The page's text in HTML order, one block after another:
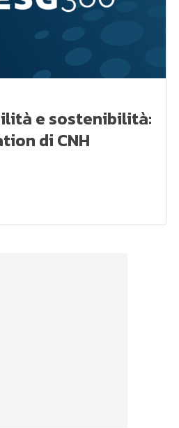
e sostenibilità:
di CNH